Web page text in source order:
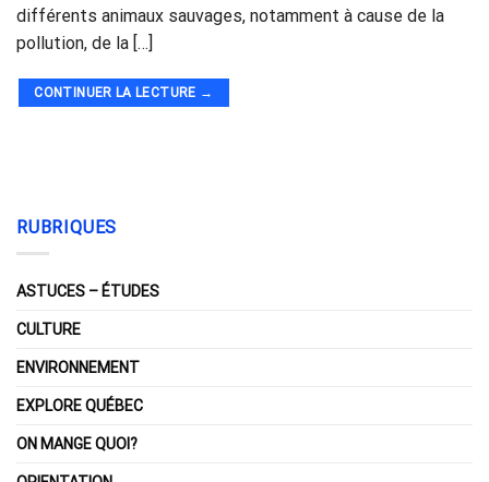
différents animaux sauvages, notamment à cause de la
pollution, de la […]
CONTINUER LA LECTURE →
RUBRIQUES
ASTUCES – ÉTUDES
CULTURE
ENVIRONNEMENT
EXPLORE QUÉBEC
ON MANGE QUOI?